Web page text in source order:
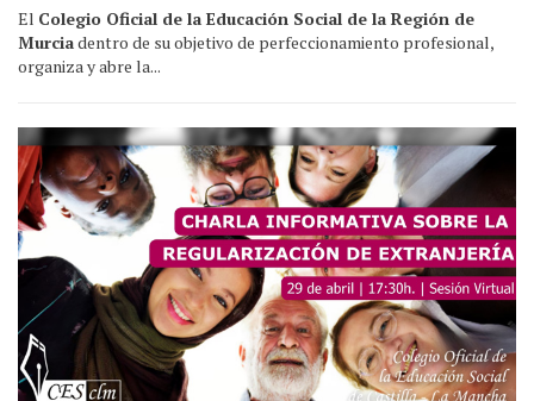
El Colegio Oficial de la Educación Social de la Región de
Murciadentro de su objetivo de perfeccionamiento profesional,
organiza y abre la...